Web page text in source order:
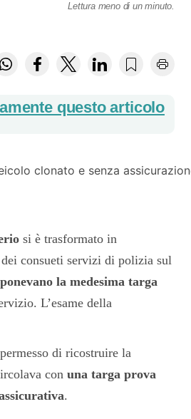
Lettura meno di un minuto.
questo articolo
si è trasformato in
consueti servizi di polizia sul
la medesima targa
L’esame della
di ricostruire la
con una targa prova
.